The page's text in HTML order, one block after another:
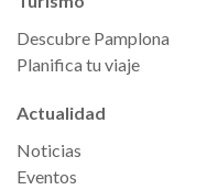
Descubre Pamplona
Planifica tu viaje
Actualidad
Noticias
Eventos